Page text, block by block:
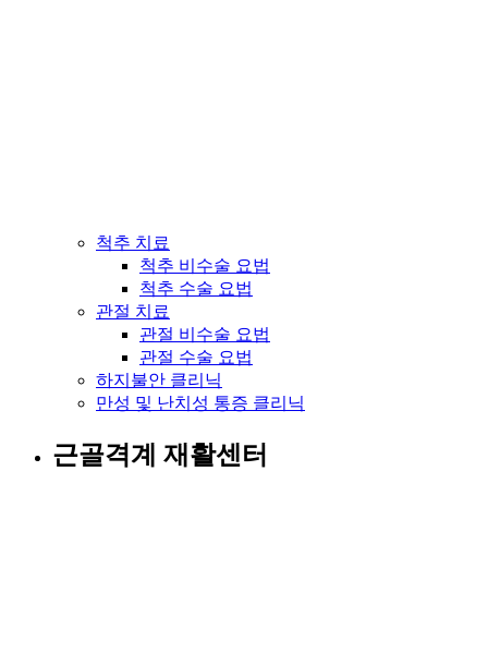
척추 치료
척추 비수술 요법
척추 수술 요법
관절 치료
관절 비수술 요법
관절 수술 요법
하지불안 클리닉
만성 및 난치성 통증 클리닉
근골격계 재활센터